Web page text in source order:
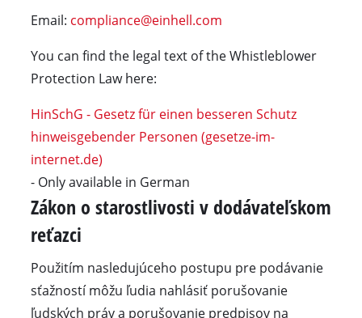
Email: compliance@einhell.com
You can find the legal text of the Whistleblower
Protection Law here:
HinSchG - Gesetz für einen besseren Schutz
hinweisgebender Personen (gesetze-im-
internet.de)
- Only available in German
Zákon o starostlivosti v dodávateľskom
reťazci
Použitím nasledujúceho postupu pre podávanie
sťažností môžu ľudia nahlásiť porušovanie
ľudských práv a porušovanie predpisov na